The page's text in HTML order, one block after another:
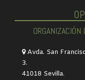
ORGANIZACIÓN
Avda. San
3.
41018 Sevilla.